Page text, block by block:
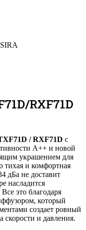
RXF71D
/ RXF71D с
А++ и новой
украшением для
и комфортная
дБа не доставит
насладится
это благодаря
который
создает ровный
скорости и давления.